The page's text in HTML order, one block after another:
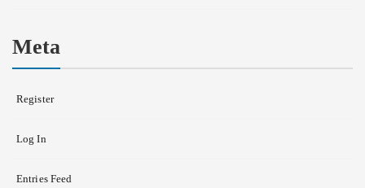
Meta
Register
Log In
Entries Feed